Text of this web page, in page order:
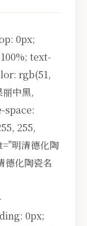
0px;
text-
rgb(51,
中黑,
space:
255,
明清德化陶
德化陶瓷名
0px;